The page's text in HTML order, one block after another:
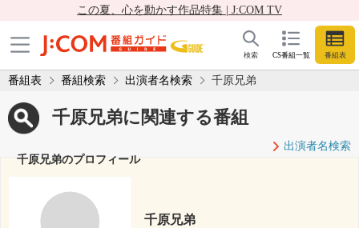
この夏、心を動かす作品特集 | J:COM TV
CS番組一覧 番組表
検索
番組表 番組検索 出演者名検索 千原兄弟
千原兄弟に関連する番組
出演者名検索
千原兄弟のプロフィール
千原兄弟